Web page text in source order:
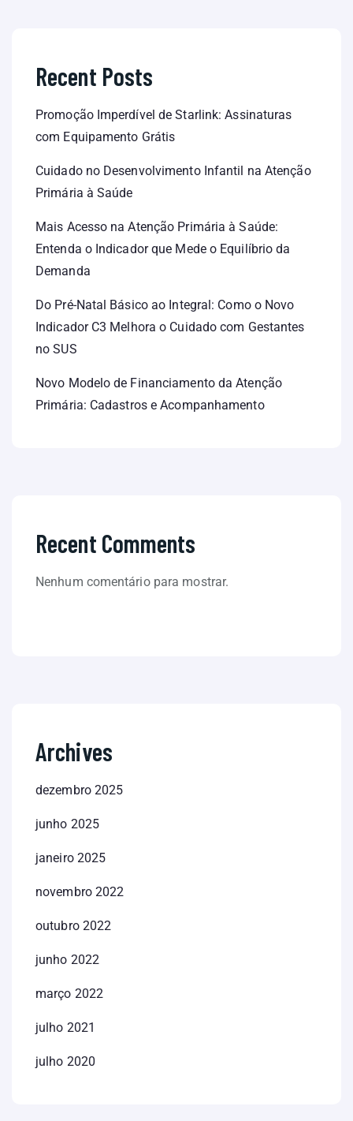
Recent Posts
Promoção Imperdível de Starlink: Assinaturas
com Equipamento Grátis
Cuidado no Desenvolvimento Infantil na Atenção
Primária à Saúde
Mais Acesso na Atenção Primária à Saúde:
Entenda o Indicador que Mede o Equilíbrio da
Demanda
Do Pré-Natal Básico ao Integral: Como o Novo
Indicador C3 Melhora o Cuidado com Gestantes
no SUS
Novo Modelo de Financiamento da Atenção
Primária: Cadastros e Acompanhamento
Recent Comments
Nenhum comentário para mostrar.
Archives
dezembro 2025
junho 2025
janeiro 2025
novembro 2022
outubro 2022
junho 2022
março 2022
julho 2021
julho 2020